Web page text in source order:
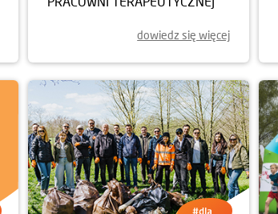
dowiedz się więcej